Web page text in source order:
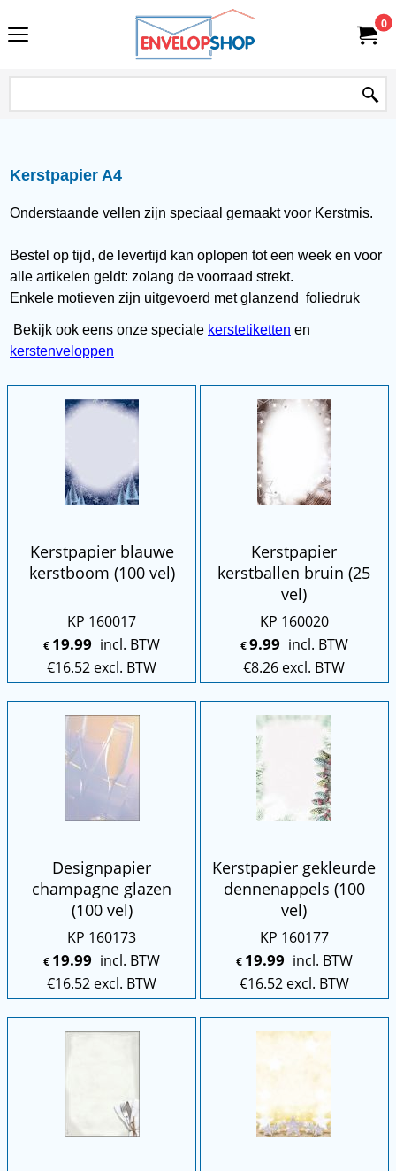
0
Kerstpapier A4
Onderstaande vellen zijn speciaal gemaakt voor Kerstmis.
Bestel op tijd, de levertijd kan oplopen tot een week en voor
alle artikelen geldt: zolang de voorraad strekt.
Enkele motieven zijn uitgevoerd met glanzend foliedruk
Bekijk ook eens onze speciale kerstetiketten en
kerstenveloppen
Kerstpapier blauwe
kerstboom (100 vel)
KP 160017
€ 19.99 incl. BTW
€16.52 excl. BTW
Kerstpapier
kerstballen bruin (25
vel)
KP 160020
€9.99 incl. BTW
€8.26 excl. BTW
Designpapier
champagne glazen
(100 vel)
KP 160173
€ 19.99 incl. BTW
€16.52 excl. BTW
Kerstpapier gekleurde
dennenappels (100
vel)
KP 160177
€ 19.99 incl. BTW
€16.52 excl. BTW